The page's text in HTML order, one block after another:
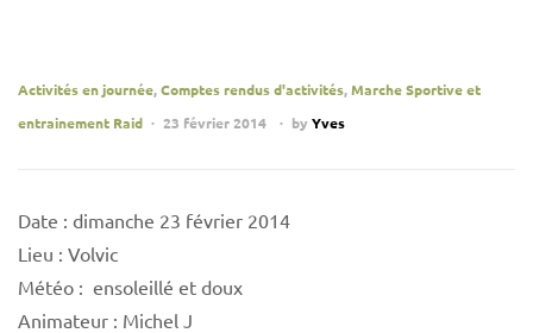
Activités en journée,Comptes rendus d'activités,Marche Sportive et
entrainement Raid
23 février 2014 by Yves
Date : dimanche 23 février 2014
Lieu : Volvic
Météo : ensoleillé et doux
Animateur : Michel J